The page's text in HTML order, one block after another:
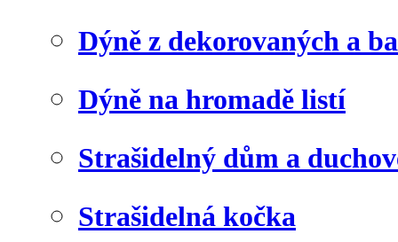
Dýně z dekorovaných a
Dýně na hromadě listí
Strašidelný dům a
Strašidelná kočka